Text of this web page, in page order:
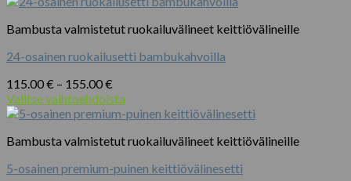
Bambusta valmistetut ruokailuvälineet keittiövälineille
24-osainen ruokailusetti bambukahvoilla
115.00€ – 155.00€
115.00 €
-
Valitse vaihtoehdoista
Tällä
on
muunnelma.
Bambusta valmistetut ruokailuvälineet keittiövälineille
5-osainen premium-puinen keittiövälinesetti